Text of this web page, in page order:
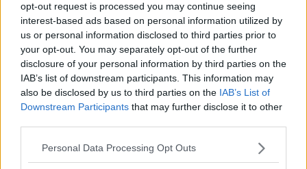
opt-out request is processed you may continue seeing
interest-based ads based on personal information utilized by
us or personal information disclosed to third parties prior to
your opt-out. You may separately opt-out of the further
disclosure of your personal information by third parties on the
IAB’s list of downstream participants. This information may
also be disclosed by us to third parties on the IAB’s List of
Downstream Participants that may further disclose it to other
Personal Data Processing Opt Outs
vero menù di festa, con primo, secondo, dolce, frutta e persino una
lunch box da asporto.
La Presidente di ConfRistoranti Confcommercio Pisa, Daniela
Petraglia, ha sottolineato il valore dell’impegno del mondo
delle imprese : “Come tutti gli anni mi piace porre in evidenza il
fatto che Confcommercio si occupa non solo di organizzare eventi
per valorizzare il territorio e la città, ma anche di solidarietà. Voglio
comprendere la nostra vicinanza, come imprese, al mondo
solidale”.